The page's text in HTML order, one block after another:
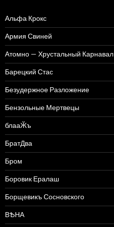
Альфа Крокс
Армия Свиней
Атомно — Хрустальный Карнавал
Барецкий Стас
Безудержное Разложение
Бензольные Мертвецы
блааӁъ
БратДва
Бром
Боровик Ералаш
Борщевикъ Сосновского
ВѢНА